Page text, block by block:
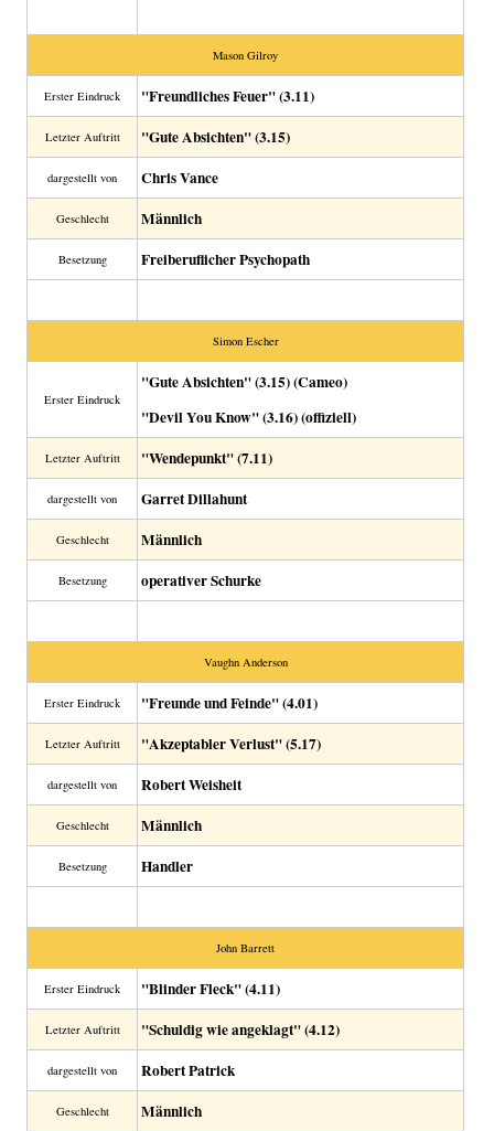
Mason Gilroy
Erster Eindruck "Freundliches Feuer" (3.11)
Letzter Auftritt "Gute Absichten" (3.15)
dargestellt von Chris Vance
Geschlecht Männlich
Besetzung Freiberuflicher Psychopath
Simon Escher
Erster Eindruck
"Gute Absichten" (3.15) (Cameo)
"Devil You Know" (3.16) (offiziell)
Letzter Auftritt "Wendepunkt" (7.11)
dargestellt von Garret Dillahunt
Geschlecht Männlich
Besetzung operativer Schurke
Vaughn Anderson
Erster Eindruck "Freunde und Feinde" (4.01)
Letzter Auftritt "Akzeptabler Verlust" (5.17)
dargestellt von Robert Weisheit
Geschlecht Männlich
Besetzung Handler
John Barrett
Erster Eindruck "Blinder Fleck" (4.11)
Letzter Auftritt "Schuldig wie angeklagt" (4.12)
dargestellt von Robert Patrick
Geschlecht Männlich